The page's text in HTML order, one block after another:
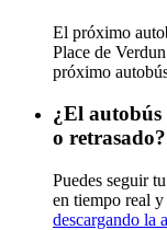
El próximo
Place de
próximo
¿El
o retrasado?
Puedes seguir
en tiempo real
descargando la